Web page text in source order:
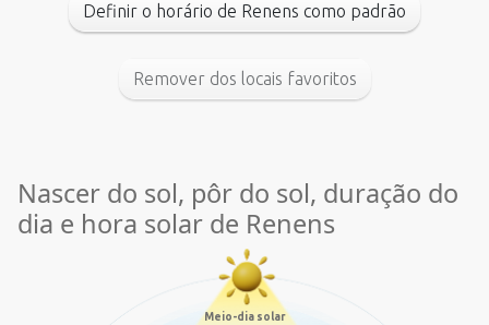
Definir o horário de Renens como padrão
Remover dos locais favoritos
Nascer do sol, pôr do sol, duração do
dia e hora solar de Renens
Meio-dia solar